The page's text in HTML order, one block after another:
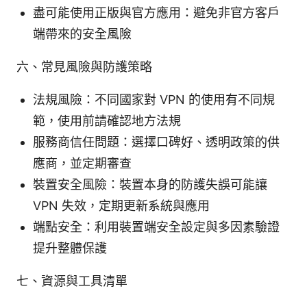
盡可能使用正版與官方應用：避免非官方客戶
端帶來的安全風險
六、常見風險與防護策略
法規風險：不同國家對 VPN 的使用有不同規
範，使用前請確認地方法規
服務商信任問題：選擇口碑好、透明政策的供
應商，並定期審查
裝置安全風險：裝置本身的防護失誤可能讓
VPN 失效，定期更新系統與應用
端點安全：利用裝置端安全設定與多因素驗證
提升整體保護
七、資源與工具清單